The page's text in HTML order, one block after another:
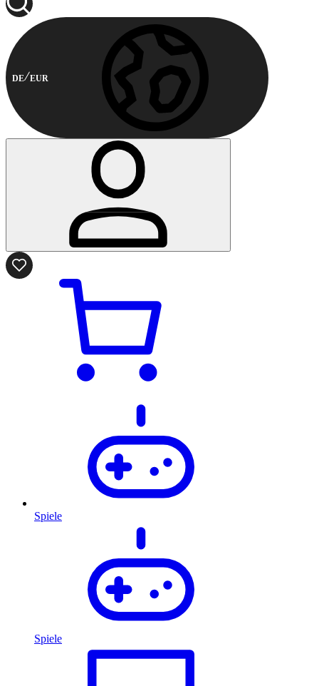
DE EUR
Spiele
Spiele